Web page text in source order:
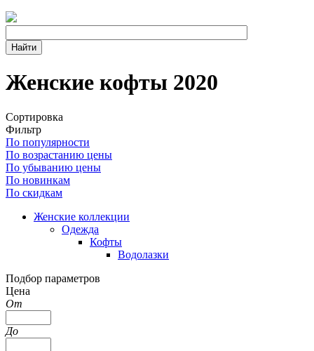
Женские кофты 2020
Сортировка
Фильтр
По популярности
По возрастанию цены
По убыванию цены
По новинкам
По скидкам
Женские коллекции
Одежда
Кофты
Водолазки
Подбор параметров
Цена
От
До